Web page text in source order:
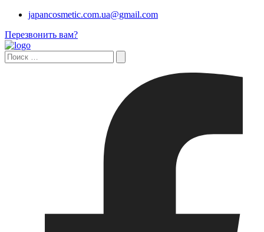
japancosmetic.com.ua@gmail.com
Перезвонить вам?